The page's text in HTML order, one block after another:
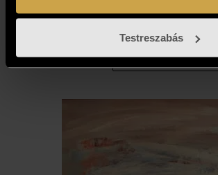
Testreszabás
873 000Ft
Kosárba teszem